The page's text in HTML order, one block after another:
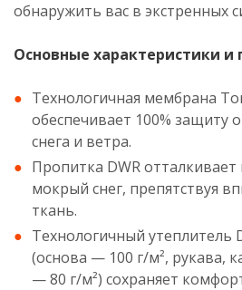
обнаружить вас в экстренных
Основные характеристики
Технологичная мембрана
обеспечивает 100% защиту
снега и ветра.
Пропитка DWR
мокрый снег, препятствуя
ткань.
Технологичный утеплитель
(основа — 100 г/м², рукава,
— 80 г/м²) сохраняет